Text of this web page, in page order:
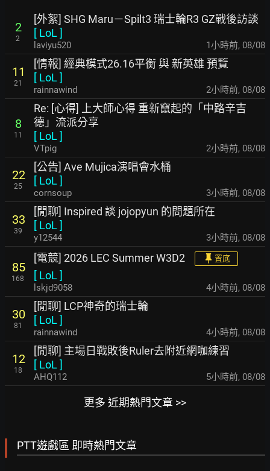
2
2
[外絮] SHG Maru－Spilt3 瑞士輪R3 GZ戰後訪談
[ LoL ]
laviyu520 1小時前, 08/08
11
21
[情報] 經典模式26.16平衡 與 新英雄 預覽
[ LoL ]
rainnawind 2小時前, 08/08
8
11
Re: [心得] 上大師心得 重新竄起的「中路辛吉
德」流派分享
[ LoL ]
VTpig 2小時前, 08/08
22
25
[公告] Ave Mujica演唱會水桶
[ LoL ]
cornsoup 3小時前, 08/08
33
39
[閒聊] Inspired 談 jojopyun 的問題所在
[ LoL ]
y12544 3小時前, 08/08
85
168
[電競] 2026 LEC Summer W3D2 置底
[ LoL ]
lskjd9058 4小時前, 08/08
30
81
[閒聊] LCP神奇的瑞士輪
[ LoL ]
rainnawind 4小時前, 08/08
12
18
[閒聊] 主場日戰敗後Ruler去附近網咖練習
[ LoL ]
AHQ112 5小時前, 08/08
更多 近期熱門文章 >>
PTT遊戲區 即時熱門文章